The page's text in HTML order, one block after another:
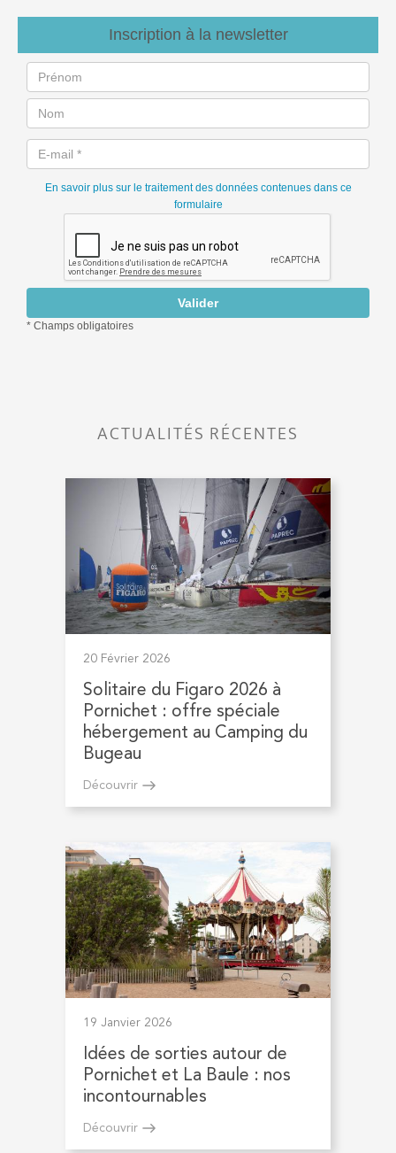
ACTUALITÉS RÉCENTES
20 Février 2026
Solitaire du Figaro 2026 à
Pornichet : offre spéciale
hébergement au Camping du
Bugeau
Découvrir
19 Janvier 2026
Idées de sorties autour de
Pornichet et La Baule : nos
incontournables
Découvrir